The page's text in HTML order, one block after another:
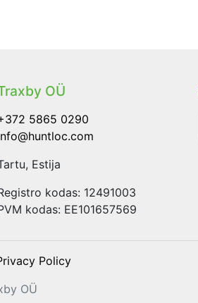
OÜ
5865 0290
Estija
kodas: 12491003
kodas: EE101657569
Policy
OÜ